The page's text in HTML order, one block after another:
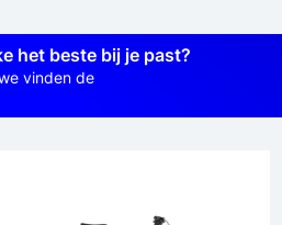
het beste bij je past?
vinden de